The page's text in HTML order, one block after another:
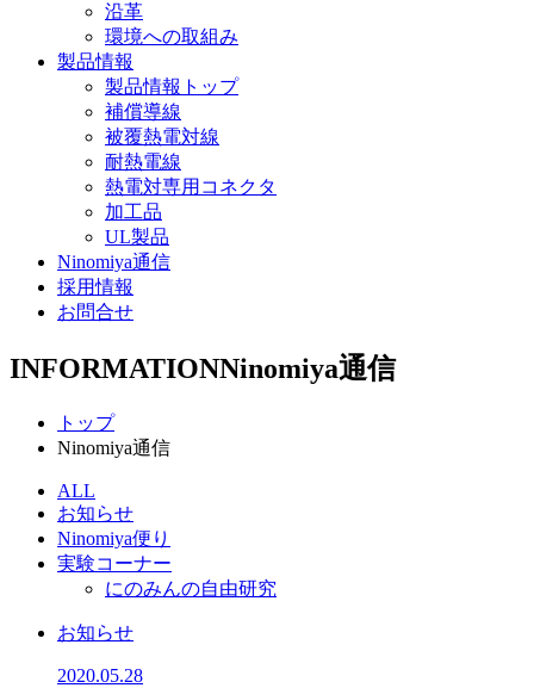
沿革
環境への取組み
製品情報
製品情報トップ
補償導線
被覆熱電対線
耐熱電線
熱電対専用コネクタ
加工品
UL製品
Ninomiya通信
採用情報
お問合せ
INFORMATIONNinomiya通信
トップ
Ninomiya通信
ALL
お知らせ
Ninomiya便り
実験コーナー
にのみんの自由研究
お知らせ
2020.05.28